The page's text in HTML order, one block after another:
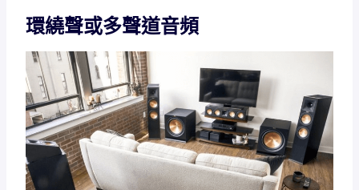
環繞聲或多聲道音頻